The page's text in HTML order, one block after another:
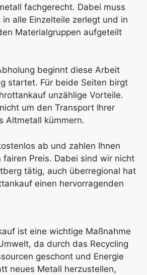
fachgerecht. Dabei muss
alle Einzelteile zerlegt und in
Materialgruppen aufgeteilt
beginnt diese Arbeit
startet. Für beide Seiten birgt
unzählige Vorteile.
um den Transport Ihrer
Altmetall kümmern.
ab und zahlen Ihnen
fairen Preis. Dabei sind wir nicht
tätig, auch überregional hat
einen hervorragenden
ist eine wichtige Maßnahme
da durch das Recycling
geschont und Energie
neues Metall herzustellen,